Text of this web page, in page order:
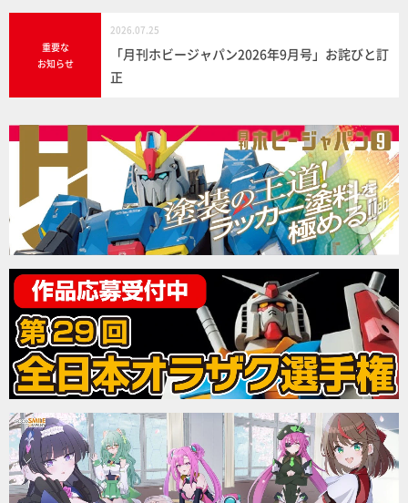
重要な
お知らせ
2026.07.25
「月刊ホビージャパン2026年9月号」お詫びと訂
正